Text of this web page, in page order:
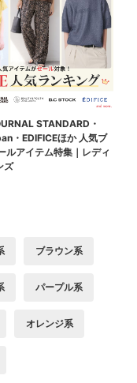
STANDARD・
・EDIFICEほか 人気ブ
ルアイテム特集｜レディ
ズ
ブラウン系
パープル系
オレンジ系